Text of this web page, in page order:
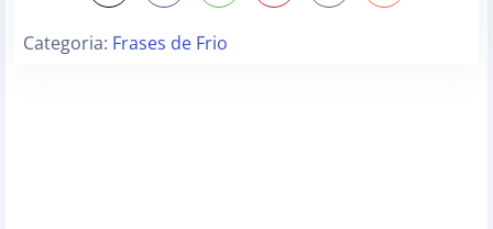
Categoria: Frases de Frio